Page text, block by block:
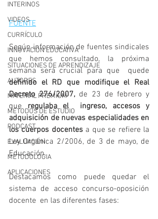
INTERINOS
VIDEOS
CURRÍCULO
INNOVACIÓN EDUCATIVA
SITUACIONES DE APRENDIZAJE
AUTORES
MATERIAL PREMIUM
MÉTODOS DE ESTUDIO
PODCAST
EVALUACIÓN
METODOLOGIA
APLICACIONES
FUENTE
Según información de fuentes sindicales
que hemos consultado, la próxima
definido el RD que modifique el Real
Decreto 276/2007, de 23 de febrero y
que regulaba el  ingreso, accesos y
adquisición de nuevas especialidades en
los cuerpos docentes a que se refiere la
Ley Orgánica 2/2006, de 3 de mayo, de
Educación.
Destacamos como puede quedar el
sistema de acceso concurso-oposición
docente  en las diferentes fases: